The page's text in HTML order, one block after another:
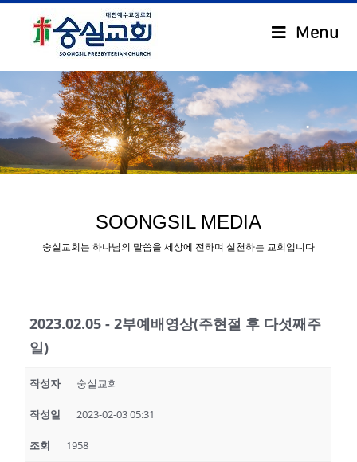
Menu
.
SOONGSIL MEDIA
숭실교회는 하나님의 말씀을 세상에 전하며 실천하는 교회입니다
2023.02.05 - 2부예배영상(주현절 후 다섯째주
일)
작성자 숭실교회
작성일 2023-02-03 05:31
조회 1958